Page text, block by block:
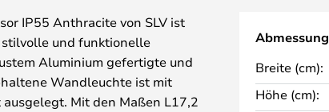
IP55 Anthracite von SLV ist
und funktionelle
Aluminium gefertigte und
Wandleuchte ist mit
Mit den Maßen L17,2
Abmessung
Breite (cm):
Höhe (cm):